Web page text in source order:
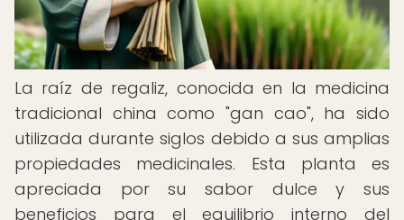
La raíz de regaliz, conocida en la medicina
tradicional china como "gan cao", ha sido
utilizada durante siglos debido a sus amplias
propiedades medicinales. Esta planta es
apreciada por su sabor dulce y sus
beneficios para el equilibrio interno del